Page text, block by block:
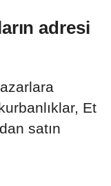
adresi
Et
satın